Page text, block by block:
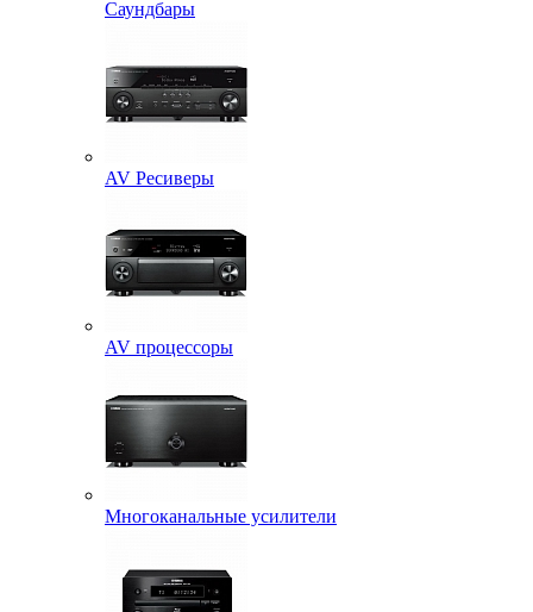
Саундбары
AV Ресиверы
AV процессоры
Многоканальные усилители